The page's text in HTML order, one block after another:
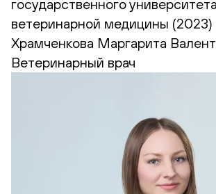
государственного университета
ветеринарной медицины (2023)
Храмченкова Маргарита
Ветеринарный врач